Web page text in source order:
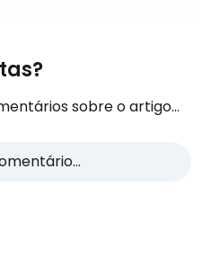
sobre o artigo...